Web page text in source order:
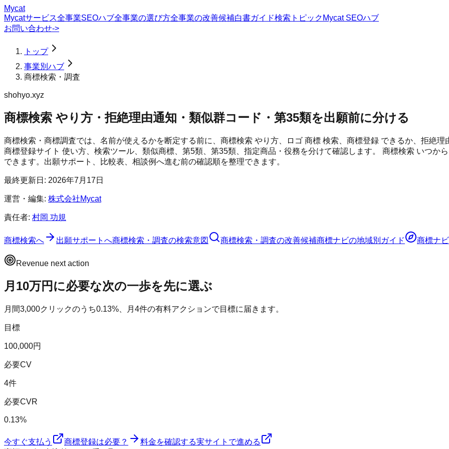
Mycat
Mycatサービス全事業SEOハブ全事業の選び方全事業の改善候補白書ガイド検索トピック Mycat SEOハブ
お問い合わせ->
トップ
事業別ハブ
商標検索・調査
shohyo.xyz
商標検索 やり方・拒絶理由通知・類似群コード・第35類を出願前に分ける
商標検索・商標調査では、名前が使えるかを断定する前に、商標検索 やり方、ロゴ 商標 検索、商標登録 できるか、拒絶理
商標登録サイト 使い方、検索ツール、類似商標、第5類、第35類、指定商品・役務を分けて確認します。 商標検索 いつか
できます。出願サポート、比較表、相談例へ進む前の確認順を整理できます。
最終更新日: 2026年7月17日
運営・編集: 株式会社Mycat
責任者: 村岡 功規
商標検索へ 出願サポートへ商標検索・調査の検索意図 商標検索・調査の改善候補商標ナビの地域別ガイド 商標ナビ
Revenue next action
月10万円に必要な次の一歩を先に選ぶ
月間3,000クリックのうち0.13%、月 4件の有料アクションで目標に届きます。
目標
100,000円
必要CV
4件
必要CVR
0.13%
今すぐ支払う 商標登録は必要？ 料金を確認する実サイトで進める